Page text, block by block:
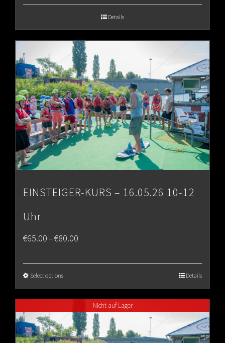
€80.00
Details
EINSTEIGER-KURS – 16.05.26 10-12
Uhr
€65.00–€80.00
€80.00
Select options Details
Nicht auf Lager